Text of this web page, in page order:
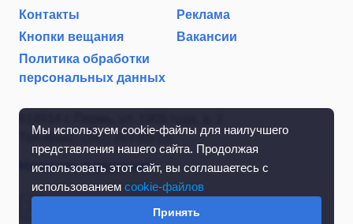
Мы используем cookie-файлы для наилучшего
представления нашего сайта. Продолжая
использовать этот сайт, вы соглашаетесь с
использованием cookie-файлов
Принять
Контакты
Реклама
Кнопки вещания
Вакансии
Политика обработки
персональных данных
Тел./факс: (342) 267-85-35
Написать в редакцию